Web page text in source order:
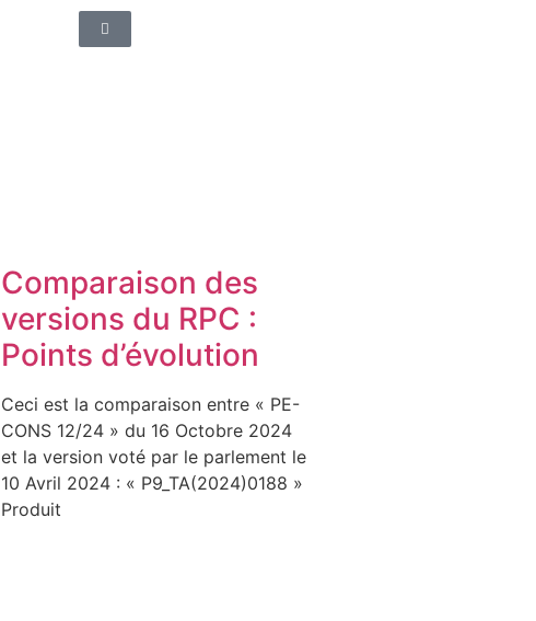
Comparaison des
versions du RPC :
Points d’évolution
Ceci est la comparaison entre « PE-
CONS 12/24 » du 16 Octobre 2024
et la version voté par le parlement le
10 Avril 2024 : « P9_TA(2024)0188 »
Produit